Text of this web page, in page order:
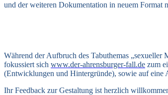
und der weiteren Dokumentation in neuem Format
Während der Aufbruch des Tabuthemas
fokussiert sich www.der-ahrensburger-fall.de zum
(Entwicklungen und Hintergründe), sowie auf eine
Ihr Feedback zur Gestaltung ist herzlich